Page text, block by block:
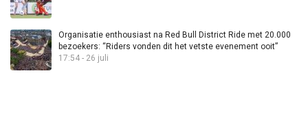
Organisatie enthousiast na Red Bull District Ride met 20.000
bezoekers: “Riders vonden dit het vetste evenement ooit”
17:54 - 26 juli